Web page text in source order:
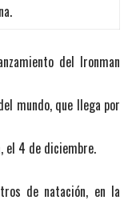
del Ironman
mundo, que llega por
el 4 de diciembre.
de natación, en la